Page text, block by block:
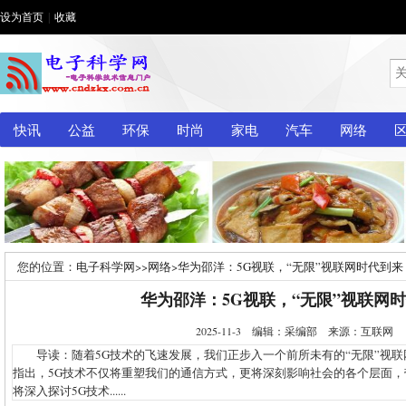
设为首页 收藏
快讯 公益 环保 时尚 家电 汽车 网络
您的位置： 电子科学网>>网络>华为邵洋：5G视联，“无限”视联网时代到来
华为邵洋：5G视联，“无限”视联网
2025-11-3 编辑：采编部 来源：互联网
导读：随着5G技术的飞速发展，我们正步入一个前所未有的“无限”视
指出，5G技术不仅将重塑我们的通信方式，更将深刻影响社会的各个层面
将深入探讨5G技术......